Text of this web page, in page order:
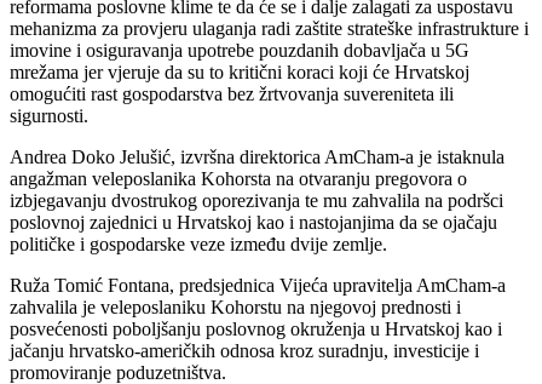
reformama poslovne klime te da će se i dalje zalagati za uspostavu
mehanizma za provjeru ulaganja radi zaštite strateške infrastrukture i
imovine i osiguravanja upotrebe pouzdanih dobavljača u 5G
mrežama jer vjeruje da su to kritični koraci koji će Hrvatskoj
omogućiti rast gospodarstva bez žrtvovanja suvereniteta ili
sigurnosti.
Andrea Doko Jelušić, izvršna direktorica AmCham-a je istaknula
angažman veleposlanika Kohorsta na otvaranju pregovora o
izbjegavanju dvostrukog oporezivanja te mu zahvalila na podršci
poslovnoj zajednici u Hrvatskoj kao i nastojanjima da se ojačaju
političke i gospodarske veze između dvije zemlje.
Ruža Tomić Fontana, predsjednica Vijeća upravitelja AmCham-a
zahvalila je veleposlaniku Kohorstu na njegovoj prednosti i
posvećenosti poboljšanju poslovnog okruženja u Hrvatskoj kao i
jačanju hrvatsko-američkih odnosa kroz suradnju, investicije i
promoviranje poduzetništva.